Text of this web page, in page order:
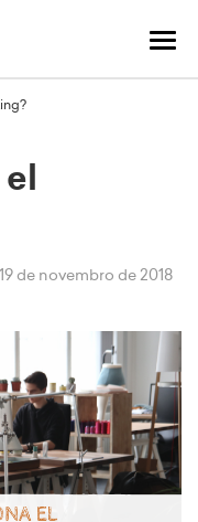
de novembro de 2018